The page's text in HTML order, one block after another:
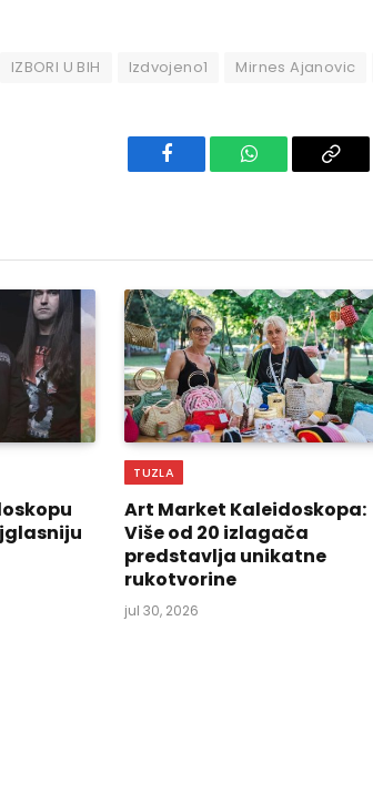
IZBORI U BIH Izdvojeno1 Mirnes Ajanovic
Facebook WhatsAppCopy
TUZLA
Art Market Kaleidoskopa:
Više od 20 izlagača
predstavlja unikatne
rukotvorine
jul 30, 2026